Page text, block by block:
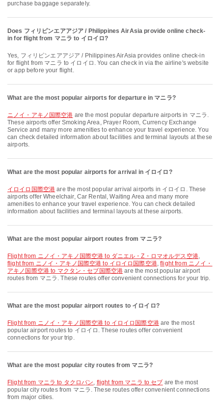
purchase baggage separately.
Does フィリピンエアアジア / Philippines AirAsia provide online check-
in for flight from マニラ to イロイロ?
Yes, フィリピンエアアジア / Philippines AirAsia provides online check-in
for flight from マニラ to イロイロ. You can check in via the airline's website
or app before your flight.
What are the most popular airports for departure in マニラ?
ニノイ・アキノ国際空港 are the most popular departure airports in マニラ.
These airports offer Smoking Area, Prayer Room, Currency Exchange
Service and many more amenities to enhance your travel experience. You
can check detailed information about facilities and terminal layouts at these
airports.
What are the most popular airports for arrival in イロイロ?
イロイロ国際空港 are the most popular arrival airports in イロイロ. These
airports offer Wheelchair, Car Rental, Waiting Area and many more
amenities to enhance your travel experience. You can check detailed
information about facilities and terminal layouts at these airports.
What are the most popular airport routes from マニラ?
flight from ニノイ・アキノ国際空港 to ダニエル・Z・ロマオルデス空港,
flight from ニノイ・アキノ国際空港 to イロイロ国際空港,flight from ニノイ・
アキノ国際空港 to マクタン・セブ国際空港 are the most popular airport
routes from マニラ. These routes offer convenient connections for your trip.
What are the most popular airport routes to イロイロ?
flight from ニノイ・アキノ国際空港 to イロイロ国際空港are the most
popular airport routes to イロイロ. These routes offer convenient
connections for your trip.
What are the most popular city routes from マニラ?
flight from マニラ to タクロバン, flight from マニラ to セブ are the most
popular city routes from マニラ. These routes offer convenient connections
from major cities.